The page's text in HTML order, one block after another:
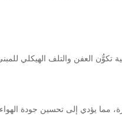
تكوُّن العفن والتلف الهيكلي
مما يؤدي إلى تحسين جودة الهواء